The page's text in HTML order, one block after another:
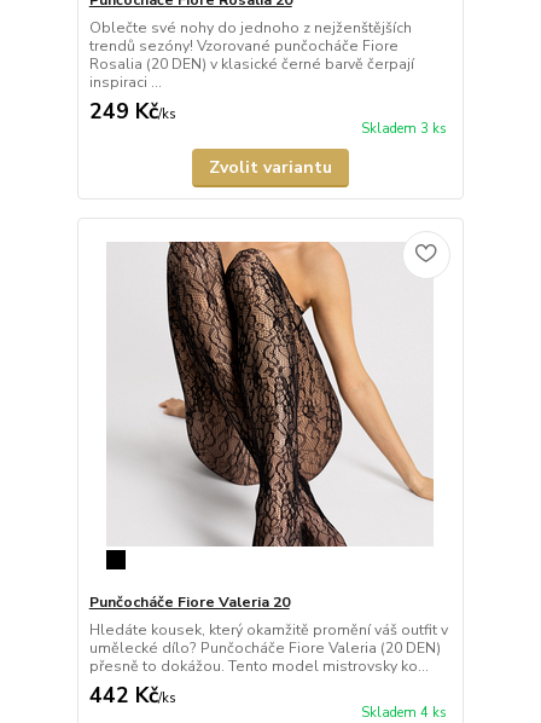
Oblečte své nohy do jednoho z nejženštějších
trendů sezóny! Vzorované punčocháče Fiore
Rosalia (20 DEN) v klasické černé barvě čerpají
inspiraci ...
249 Kč/ks
Skladem 3 ks
Zvolit variantu
Punčocháče Fiore Valeria 20
Hledáte kousek, který okamžitě promění váš outfit v
umělecké dílo? Punčocháče Fiore Valeria (20 DEN)
přesně to dokážou. Tento model mistrovsky ko...
442 Kč/ks
Skladem 4 ks